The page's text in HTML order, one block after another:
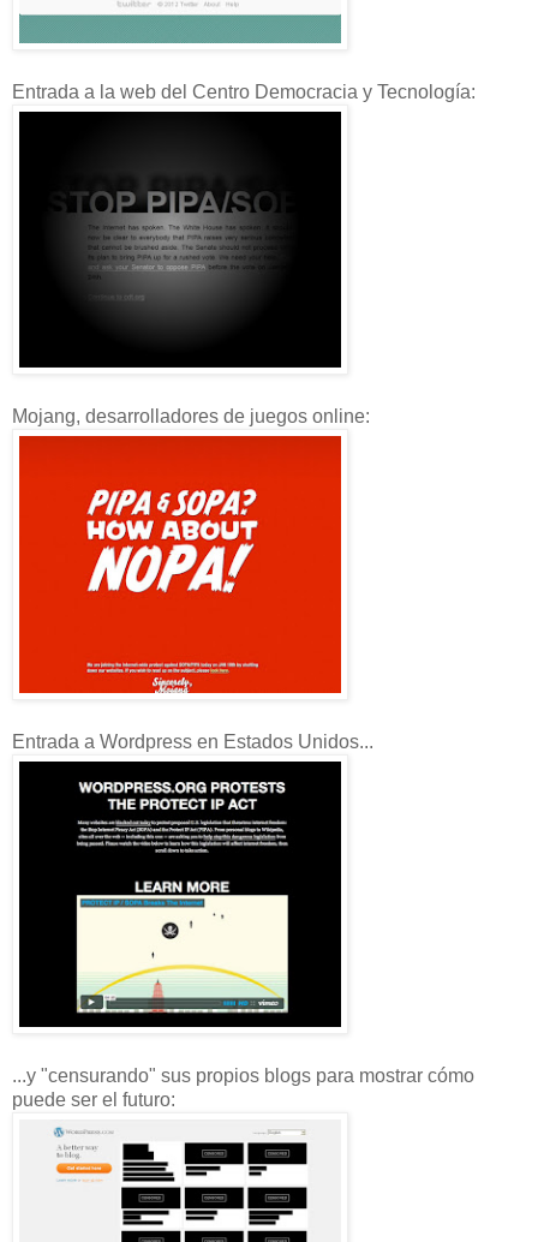
Entrada a la web del Centro Democracia y Tecnología:
Mojang, desarrolladores de juegos online:
Entrada a Wordpress en Estados Unidos...
...y "censurando" sus propios blogs para mostrar cómo
puede ser el futuro: